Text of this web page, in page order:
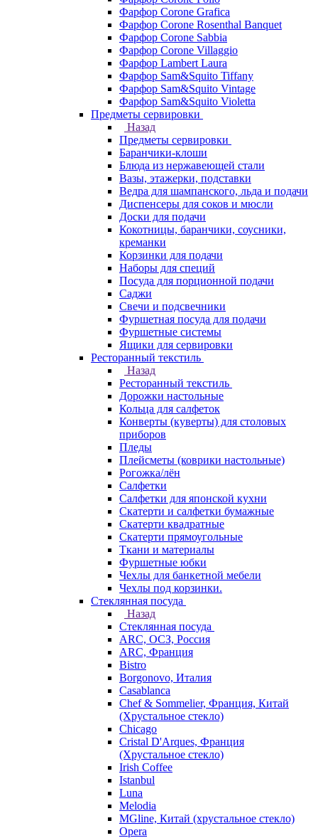
Фарфор Corone Grafica
Фарфор Corone Rosenthal Banquet
Фарфор Corone Sabbia
Фарфор Corone Villaggio
Фарфор Lambert Laura
Фарфор Sam&Squito Tiffany
Фарфор Sam&Squito Vintage
Фарфор Sam&Squito Violetta
Предметы сервировки
Назад
Предметы сервировки
Баранчики-клоши
Блюда из нержавеющей стали
Вазы, этажерки, подставки
Ведра для шампанского, льда и подачи
Диспенсеры для соков и мюсли
Доски для подачи
Кокотницы, баранчики, соусники,
креманки
Корзинки для подачи
Наборы для специй
Посуда для порционной подачи
Саджи
Свечи и подсвечники
Фуршетная посуда для подачи
Фуршетные системы
Ящики для сервировки
Ресторанный текстиль
Назад
Ресторанный текстиль
Дорожки настольные
Кольца для салфеток
Конверты (куверты) для столовых
приборов
Пледы
Плейсметы (коврики настольные)
Рогожка/лён
Салфетки
Салфетки для японской кухни
Скатерти и салфетки бумажные
Скатерти квадратные
Скатерти прямоугольные
Ткани и материалы
Фуршетные юбки
Чехлы для банкетной мебели
Чехлы под корзинки.
Стеклянная посуда
Назад
Стеклянная посуда
ARC, ОСЗ, Россия
ARC, Франция
Bistro
Borgonovo, Италия
Casablanca
Chef & Sommelier, Франция, Китай
(Хрустальное стекло)
Chicago
Cristal D'Arques, Франция
(Хрустальное стекло)
Irish Coffee
Istanbul
Luna
Melodia
MGline, Китай (хрустальное стекло)
Opera